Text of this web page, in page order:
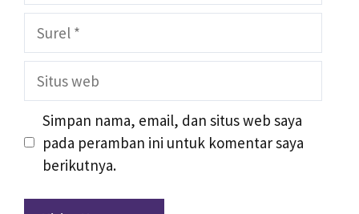
Surel
Situs
Simpan nama, email, dan situs web saya
pada peramban ini untuk komentar saya
berikutnya.